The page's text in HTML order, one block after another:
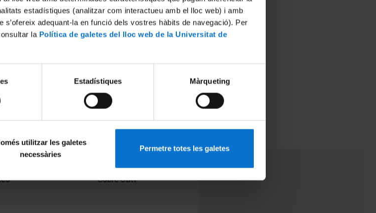
estadístiques (analitzar com interactueu amb el lloc web) i amb
adequant-la en funció dels vostres hàbits de navegació). Per
la Política de galetes del lloc web de la Universitat de
Estadístiques Màrqueting
utilitzar les galetes
necessàries
Permetre totes les galetes
de
Sobre UBtv